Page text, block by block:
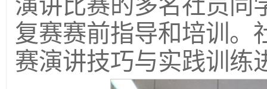
演讲比赛的多名社员同
复赛赛前指导和培训。
赛演讲技巧与实践训练